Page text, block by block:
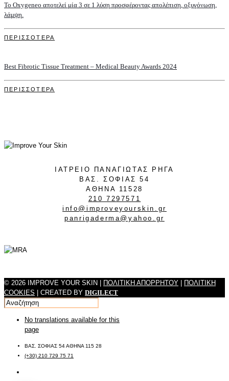
Το Oxygeneo αποτελεί μία 3 σε 1 λύση προσφέροντας απολέπιση, οξυγόνωση,
λάμψη.
ΠΕΡΙΣΣΟΤΕΡΑ
Best Fibrotic Tissue Treatment – Medical Beauty Awards 2024
ΠΕΡΙΣΣΟΤΕΡΑ
ΙΑΤΡΕΙΟ ΠΑΝΑΓΙΩΤΑΣ ΡΗΓΑ
ΒΑΣ. ΣΟΦΙΑΣ 54
ΑΘΗΝΑ 11528
210 7297571
info@improveyourskin.gr
panrigaderma@yahoo.gr
© 2026 IMPROVE YOUR SKIN | ΠΟΛΙΤΙΚΗ ΑΠΟΡΡΗΤΟΥ
ΠΟΛΙΤΙΚΗ
COOKIES | CREATED BY DIGILECT
No translations available for this
page
ΒΑΣ. ΣΟΦΙΑΣ 54 ΑΘΗΝΑ 115 28
(+30) 210 729 75 71